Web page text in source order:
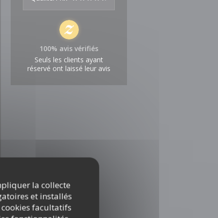
la collecte
et installés
facultatifs
100% avis vérifiés
Seuls les clients ayant
réservé ont laissé leur avis